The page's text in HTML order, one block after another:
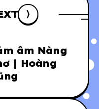
âm Nàng
| Hoàng